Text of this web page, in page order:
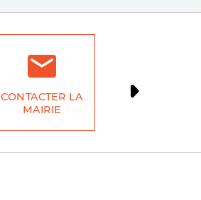
CONTACTER LA
MAIRIE